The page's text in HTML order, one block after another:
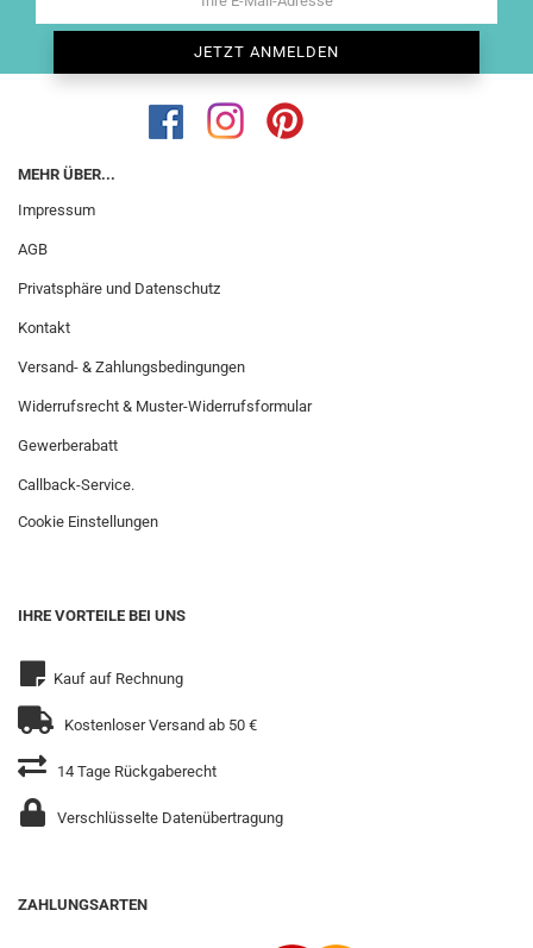
MEHR ÜBER...
Impressum
AGB
Privatsphäre und Datenschutz
Kontakt
Versand- & Zahlungsbedingungen
Widerrufsrecht & Muster-Widerrufsformular
Gewerberabatt
Callback-Service.
Cookie Einstellungen
IHRE VORTEILE BEI UNS
Kauf auf Rechnung
Kostenloser Versand ab 50 €
14 Tage Rückgaberecht
Verschlüsselte Datenübertragung
ZAHLUNGSARTEN